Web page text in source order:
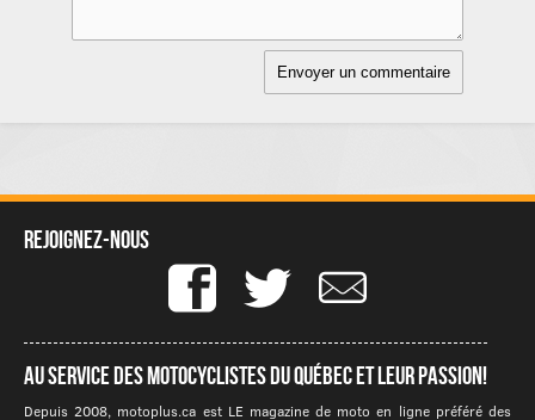
Rejoignez-nous
Au service des motocyclistes du québec et leur passion!
Depuis 2008, motoplus.ca est LE magazine de moto en ligne préféré des